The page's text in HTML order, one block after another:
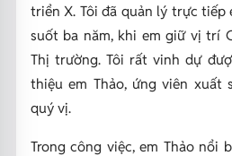
triển X. Tôi đã quản lý trực tiếp
suốt ba năm, khi em giữ vị trí
Thị trường. Tôi rất vinh dự
thiệu em Thảo, ứng viên xuất
quý vị.
Trong công việc, em Thảo nổi